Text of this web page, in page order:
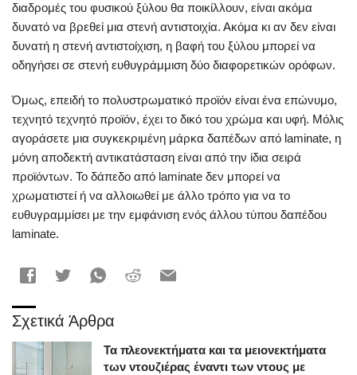
διαδρομές του φυσικού ξύλου θα ποικίλλουν, είναι ακόμα
δυνατό να βρεθεί μια στενή αντιστοιχία. Ακόμα κι αν δεν είναι
δυνατή η στενή αντιστοίχιση, η βαφή του ξύλου μπορεί να
οδηγήσει σε στενή ευθυγράμμιση δύο διαφορετικών ορόφων.
Όμως, επειδή το πολυστρωματικό προϊόν είναι ένα επώνυμο,
τεχνητό τεχνητό προϊόν, έχει το δικό του χρώμα και υφή. Μόλις
αγοράσετε μια συγκεκριμένη μάρκα δαπέδων από laminate, η
μόνη αποδεκτή αντικατάσταση είναι από την ίδια σειρά
προϊόντων. Το δάπεδο από laminate δεν μπορεί να
χρωματιστεί ή να αλλοιωθεί με άλλο τρόπο για να το
ευθυγραμμίσει με την εμφάνιση ενός άλλου τύπου δαπέδου
laminate.
Σχετικά Άρθρα
Τα πλεονεκτήματα και τα μειονεκτήματα
των ντουζιέρας έναντι των ντους με